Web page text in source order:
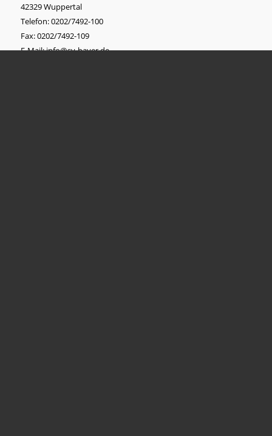
42329 Wuppertal
Telefon: 0202/7492-100
Fax: 0202/7492-109
E-Mail:info@sv-bayer.de